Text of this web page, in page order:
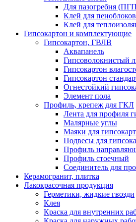
Для пазогребня
Клей для пеноблоков
Клей для
Гипсокартон и комплектующие
Гипсокартон, ГВЛВ
Аквапанель
Гипсоволокнистый
Гипсокартон
Гипсокартон
Огнестойкий
Элемент пола
Профиль, крепеж для ГКЛ
Лента для профиля
Малярные углы
Маяки для
Подвесы для
Профиль
Профиль стоечный
Соединитель для
Керамогранит, плитка
Лакокрасочная продукция
Герметики, жидкие гвозди
Клея
Краска для внутренних